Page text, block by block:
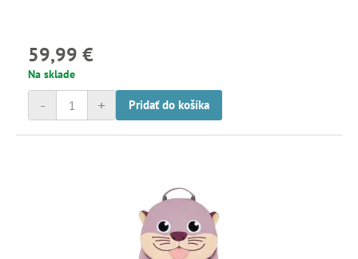
59,99 €
Na sklade
+
- Pridať do košíka